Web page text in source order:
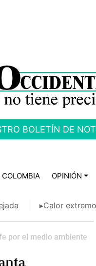
BOLETÍN DE
COLOMBIA OPINIÓN
▸Calor
por el medio ambiente